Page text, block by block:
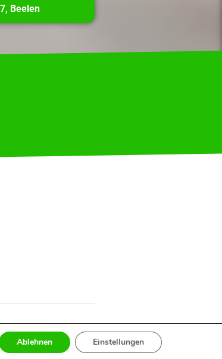
Beelen
Ablehnen Einstellungen